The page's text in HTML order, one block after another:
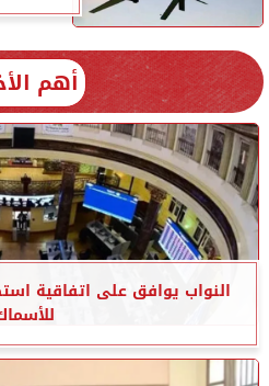
أهم
النواب يوافق على اتفاقية